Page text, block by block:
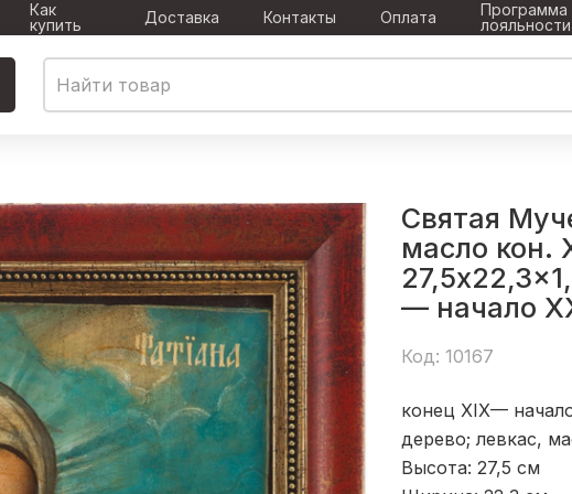
Как
купить
Доставка Контакты Оплата
Программа
лояльности
Святая
масло кон.
— начало
Код: 10167
конец XIX—
дерево; левкас,
Высота: 27,5 см